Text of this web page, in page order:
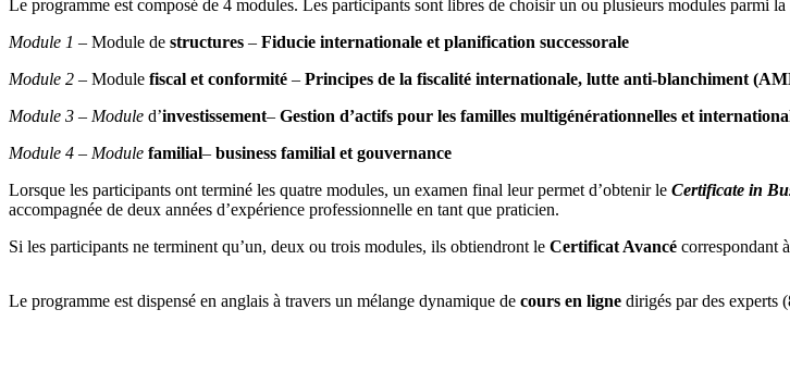
Le programme est composé de 4 modules. Les participants sont libres de choisir un ou plusieurs modules parmi la
Module 1 – Module de structures – Fiducie internationale et planification successorale
Module 2 – Module fiscal et conformité – Principes de la fiscalité internationale, lutte anti-blanchiment
Module 3 – Module d’investissement– Gestion d’actifs pour les familles multigénérationnelles et
Module 4 – Module familial– business familial et gouvernance
Lorsque les participants ont terminé les quatre modules, un examen final leur permet d’obtenir le Certificate in
accompagnée de deux années d’expérience professionnelle en tant que praticien.
Si les participants ne terminent qu’un, deux ou trois modules, ils obtiendront le Certificat Avancé correspondant
Le programme est dispensé en anglais à travers un mélange dynamique de cours en ligne dirigés par des experts